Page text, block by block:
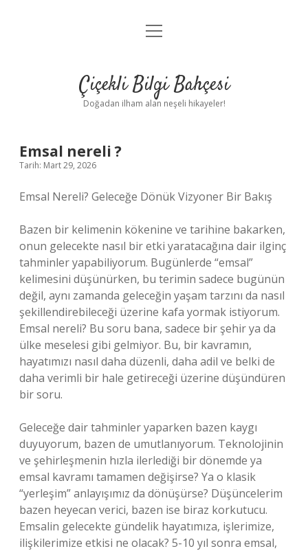
Anasayfa
Yasal Uyarı
menüyü
Çiçekli Bilgi Bahçesi
Doğadan ilham alan neşeli hikayeler!
Emsal nereli ?
Tarih: Mart 29, 2026
Emsal Nereli? Geleceğe Dönük Vizyoner Bir Bakış
Bazen bir kelimenin kökenine ve tarihine bakarken,
onun gelecekte nasıl bir etki yaratacağına dair ilginç
tahminler yapabiliyorum. Bugünlerde “emsal”
kelimesini düşünürken, bu terimin sadece bugünün
değil, aynı zamanda geleceğin yaşam tarzını da nasıl
şekillendirebileceği üzerine kafa yormak istiyorum.
Emsal nereli? Bu soru bana, sadece bir şehir ya da
ülke meselesi gibi gelmiyor. Bu, bir kavramın,
hayatımızı nasıl daha düzenli, daha adil ve belki de
daha verimli bir hale getireceği üzerine düşündüren
bir soru.
Geleceğe dair tahminler yaparken bazen kaygı
duyuyorum, bazen de umutlanıyorum. Teknolojinin
ve şehirleşmenin hızla ilerlediği bir dönemde ya
emsal kavramı tamamen değişirse? Ya o klasik
“yerleşim” anlayışımız da dönüşürse? Düşüncelerim
bazen heyecan verici, bazen ise biraz korkutucu.
Emsalin gelecekte gündelik hayatımıza, işlerimize,
ilişkilerimize etkisi ne olacak? 5-10 yıl sonra emsal,